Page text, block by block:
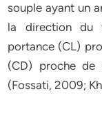
souple ayant un
la direction du
portance (CL)
(CD) proche
(Fossati, 2009;